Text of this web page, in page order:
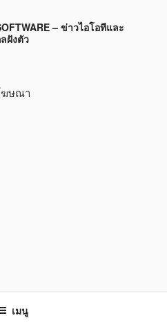
– ข่าวไอโอทีและ
ฝังตัว
ษณา
เมนู